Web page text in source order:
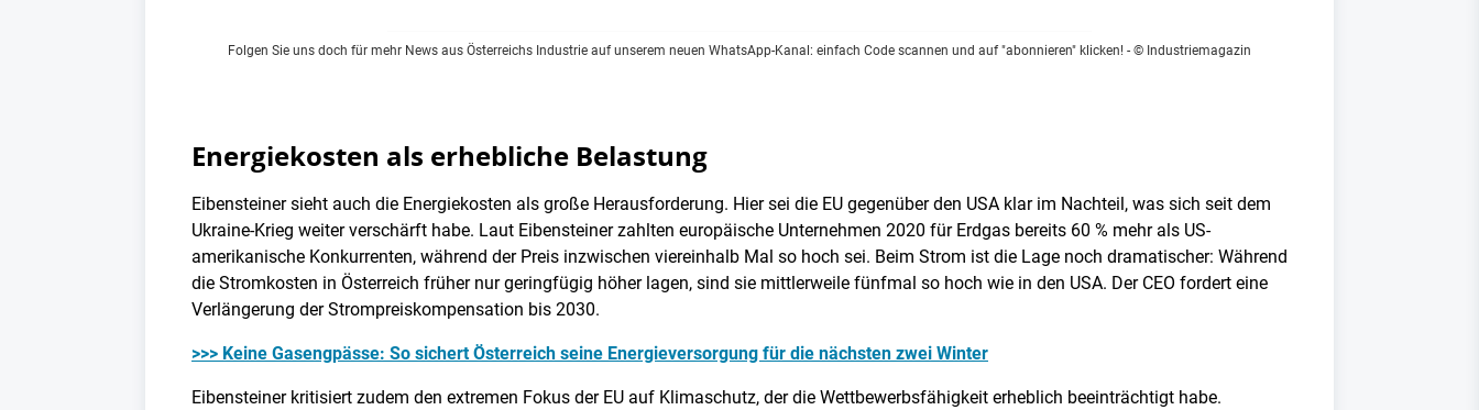
Folgen Sie uns doch für mehr News aus Österreichs Industrie auf unserem neuen WhatsApp-Kanal: einfach Code scannen und auf "abonnieren" klicken! - © Industriemagazin
Energiekosten als erhebliche Belastung
Eibensteiner sieht auch die Energiekosten als große Herausforderung. Hier sei die EU gegenüber den USA klar im Nachteil, was sich seit dem
Ukraine-Krieg weiter verschärft habe. Laut Eibensteiner zahlten europäische Unternehmen 2020 für Erdgas bereits 60 % mehr als US-
amerikanische Konkurrenten, während der Preis inzwischen viereinhalb Mal so hoch sei. Beim Strom ist die Lage noch dramatischer: Während
die Stromkosten in Österreich früher nur geringfügig höher lagen, sind sie mittlerweile fünfmal so hoch wie in den USA. Der CEO fordert eine
Verlängerung der Strompreiskompensation bis 2030.
>>> Keine Gasengpässe: So sichert Österreich seine Energieversorgung für die nächsten zwei Winter
Eibensteiner kritisiert zudem den extremen Fokus der EU auf Klimaschutz, der die Wettbewerbsfähigkeit erheblich beeinträchtigt habe.